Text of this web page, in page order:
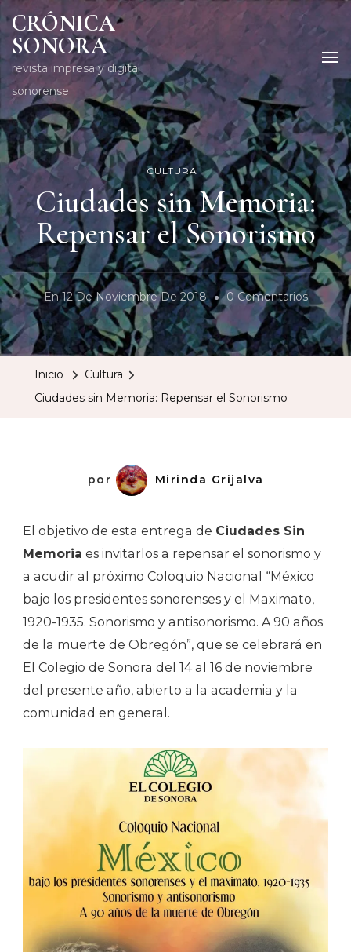
CRÓNICA
SONORA
revista impresa y digital
sonorense
CULTURA
Ciudades sin Memoria:
Repensar el Sonorismo
En12 De Noviembre De 2018 0 ComentariosEn
Sin
Inicio
Cultura
Ciudades sin Memoria: Repensar el Sonorismo
por Mirinda Grijalva
El objetivo de esta entrega de Ciudades Sin
Memoria es invitarlos a repensar el sonorismo y
a acudir al próximo Coloquio Nacional “México
bajo los presidentes sonorenses y el Maximato,
1920-1935. Sonorismo y antisonorismo. A 90 años
de la muerte de Obregón”, que se celebrará en
El Colegio de Sonora del 14 al 16 de noviembre
del presente año, abierto a la academia y la
comunidad en general.